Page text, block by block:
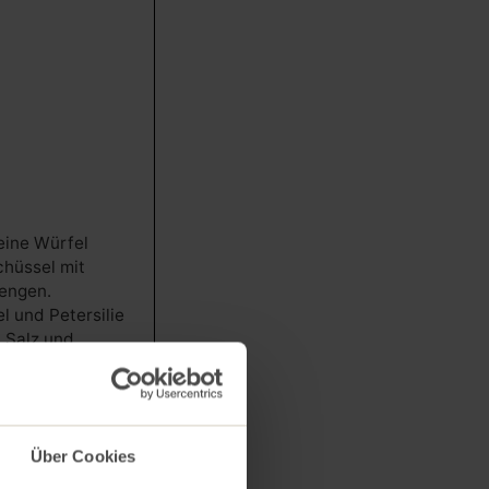
Über Cookies
Würfel
mit
und Petersilie
Salz und
in